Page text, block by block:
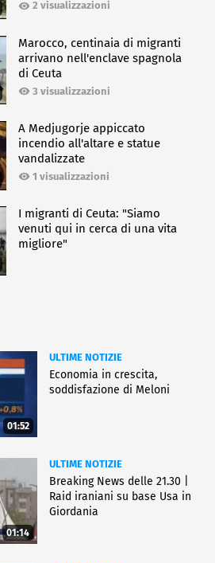
2 visualizzazioni
Marocco, centinaia di migranti
arrivano nell'enclave spagnola
di Ceuta
3 visualizzazioni
A Medjugorje appiccato
incendio all'altare e statue
vandalizzate
1 visualizzazioni
I migranti di Ceuta: "Siamo
venuti qui in cerca di una vita
migliore"
01:52
ULTIME NOTIZIE
Economia in crescita,
soddisfazione di Meloni
01:14
ULTIME NOTIZIE
Breaking News delle 21.30 |
Raid iraniani su base Usa in
Giordania